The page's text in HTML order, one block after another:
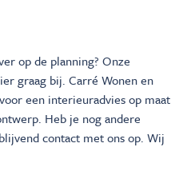
op de planning? Onze
graag bij. Carré Wonen en
een interieuradvies op maat
Heb je nog andere
contact met ons op. Wij